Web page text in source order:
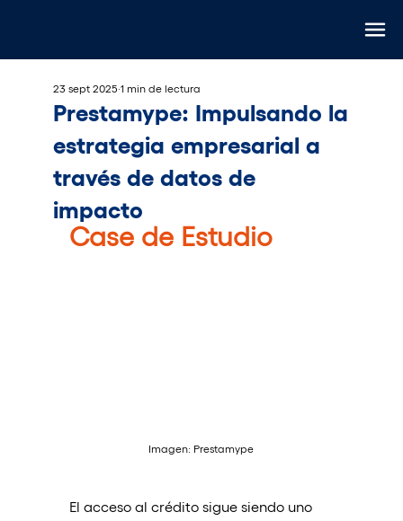
Prestamype: Impulsando la
estrategia empresarial a
través de datos de
impacto
23 sept 2025 1 min de lectura
Case de Estudio
Imagen: Prestamype
El acceso al crédito sigue siendo uno